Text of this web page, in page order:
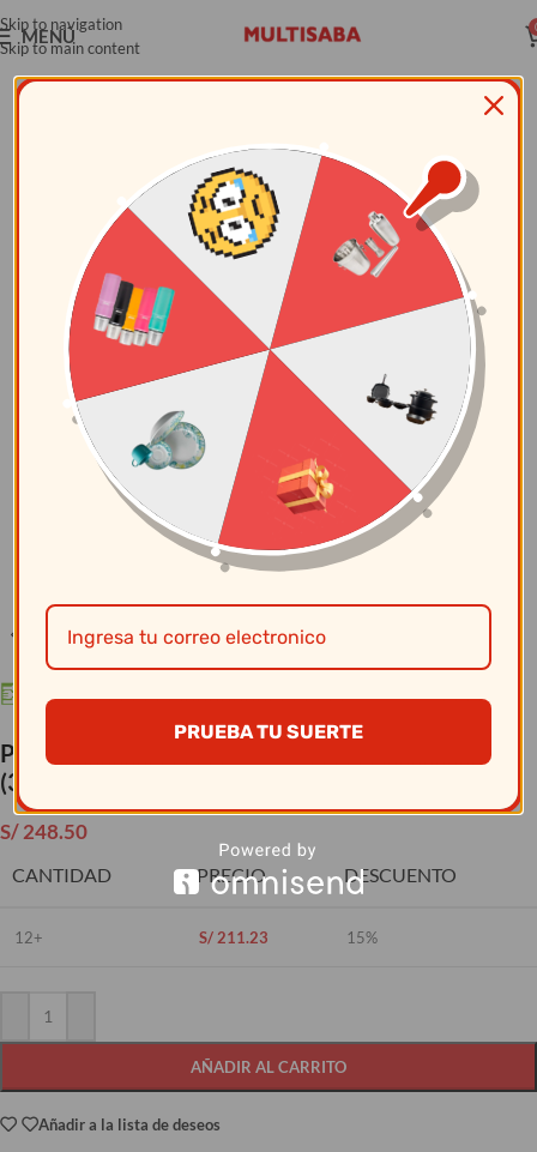
Skip to navigation
Skip to main content
MENÚ
Papelera (312278B) 15Lt Selecto C/Pedal
(35.5X21.6X47Cm)
S/248.50
CANTIDAD PRECIO DESCUENTO
12+ S/ 211.23 15%
AÑADIR AL CARRITO
Añadir a la lista de deseos
PRUEBA TU SUERTE